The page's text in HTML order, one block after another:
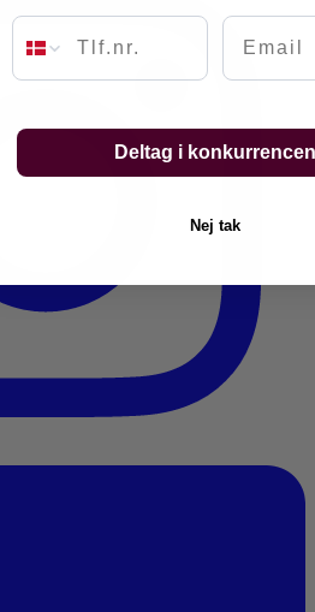
Email
Deltag i konkurrencen
Nej tak